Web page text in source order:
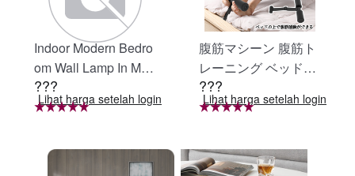
Indoor Modern Bedro
om Wall Lamp In Matt
e Black, Iron Clear Gl
ass Shade,4-Lights E
nity Light
???
Lihat harga setelah login
腹筋マシーン 腹筋ト
レーニング ベッド固
定 足固定 腹筋器具
腹筋マシン 足を押さ
レーニング器具 エク
ササイズ ダイエット
???
Lihat harga setelah login